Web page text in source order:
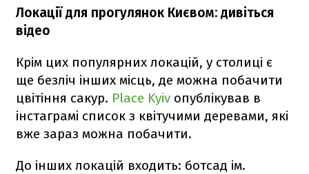
Локації для прогулянок Києвом: дивіться
відео
Крім цих популярних локацій, у столиці є
ще безліч інших місць, де можна побачити
цвітіння сакур. Place Kyiv опублікував в
інстаграмі список з квітучими деревами, які
вже зараз можна побачити.
До інших локацій входить: ботсад ім.